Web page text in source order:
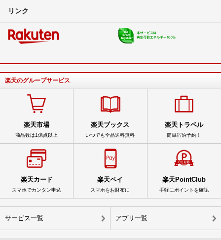
リンク
楽天のグループサービス
楽天市場
商品数は1億点以上
楽天ブックス
いつでも全品送料無料
楽天トラベル
簡単宿泊予約！
楽天カード
スマホでカンタン申込
楽天ペイ
スマホをお財布に
楽天PointClub
手軽にポイントを確認
サービス一覧 アプリ一覧